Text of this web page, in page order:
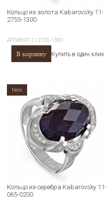
Кольцо из золота Kabarovsky 11-
2755-1300
АРТИКУЛ 11-2755-1300
В корзину Купить в один клик
Кольцо из серебра Kabarovsky 11-
065-0200
New